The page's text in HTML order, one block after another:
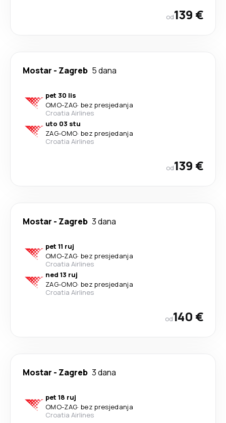
od139 €
Mostar - Zagreb 5 dana
pet 30 lis
OMO-ZAG· bez presjedanja
Croatia Airlines
uto 03 stu
ZAG-OMO· bez presjedanja
Croatia Airlines
od139 €
Mostar - Zagreb 3 dana
pet 11 ruj
OMO-ZAG· bez presjedanja
Croatia Airlines
ned 13 ruj
ZAG-OMO· bez presjedanja
Croatia Airlines
od140 €
Mostar - Zagreb 3 dana
pet 18 ruj
OMO-ZAG· bez presjedanja
Croatia Airlines